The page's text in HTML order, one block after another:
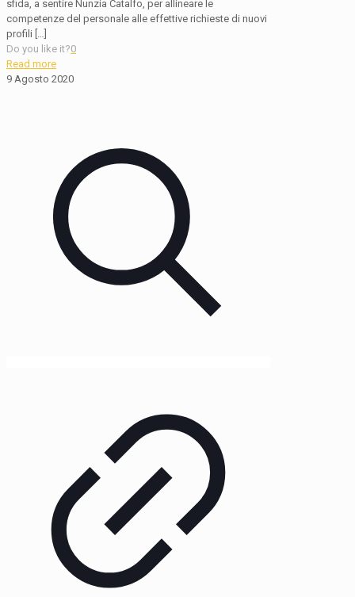
sfida, a sentire Nunzia Catalfo, per allineare le
competenze del personale alle effettive richieste di nuovi
profili
Do you like it?0
Read more
9 Agosto 2020